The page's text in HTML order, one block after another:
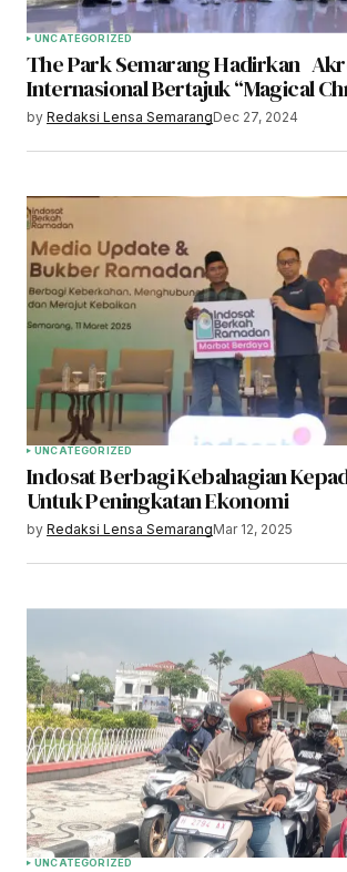
UNCATEGORIZED
The Park Semarang Hadirkan
Internasional Bertajuk “Magical
by Redaksi Lensa SemarangDec 27, 2024
UNCATEGORIZED
Indosat Berbagi Kebahagian
Untuk Peningkatan Ekonomi
by Redaksi Lensa SemarangMar 12, 2025
UNCATEGORIZED